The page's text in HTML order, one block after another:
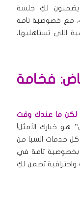
يضمنون لكِ جلسة
مع خصوصية تامة
اللي تستاهليها،
فخامة
لكن ما عندك وقت
هو خيارك الأمثل!
كل خدمات السبا من
بخصوصية تامة في
تضمن لكِ